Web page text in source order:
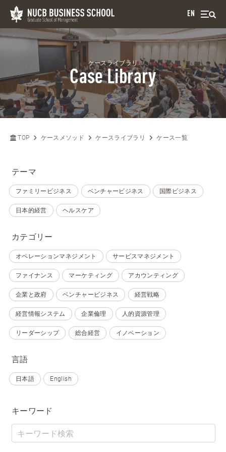
EN
ケースライブラリ
Case Library
TOP ケースメソッド ケースライブラリ ケース一覧
テーマ
ファミリービジネス ベンチャービジネス 国際ビジネス
日本的経営 ヘルスケア
カテゴリー
オペレーションマネジメント サービスマネジメント
ファイナンス マーケティング アカウンティング
企業と政府 ベンチャービジネス 経営戦略
経営情報システム 企業倫理 人的資源管理
リーダーシップ 総合経営 イノベーション
言語
日本語 English
キーワード